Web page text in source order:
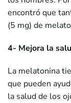
encontró que
(5 mg) de
4- Mejora la
La melatonina
que pueden
la salud de los